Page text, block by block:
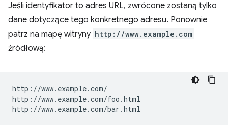
Jeśli identyfikator to adres URL, zwrócone zostaną tylko
dane dotyczące tego konkretnego adresu. Ponownie
patrz na mapę witryny http://www.example.com
źródłową:
http://www.example.com/
http://www.example.com/foo.html